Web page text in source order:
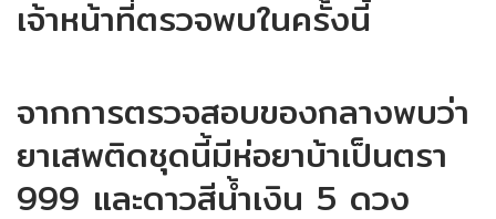
เจ้าหน้าที่ตรวจพบในครั้งนี้
จากการตรวจสอบของกลางพบว่า
ยาเสพติดชุดนี้มีห่อยาบ้าเป็นตรา
999 และดาวสีน้ำเงิน 5 ดวง